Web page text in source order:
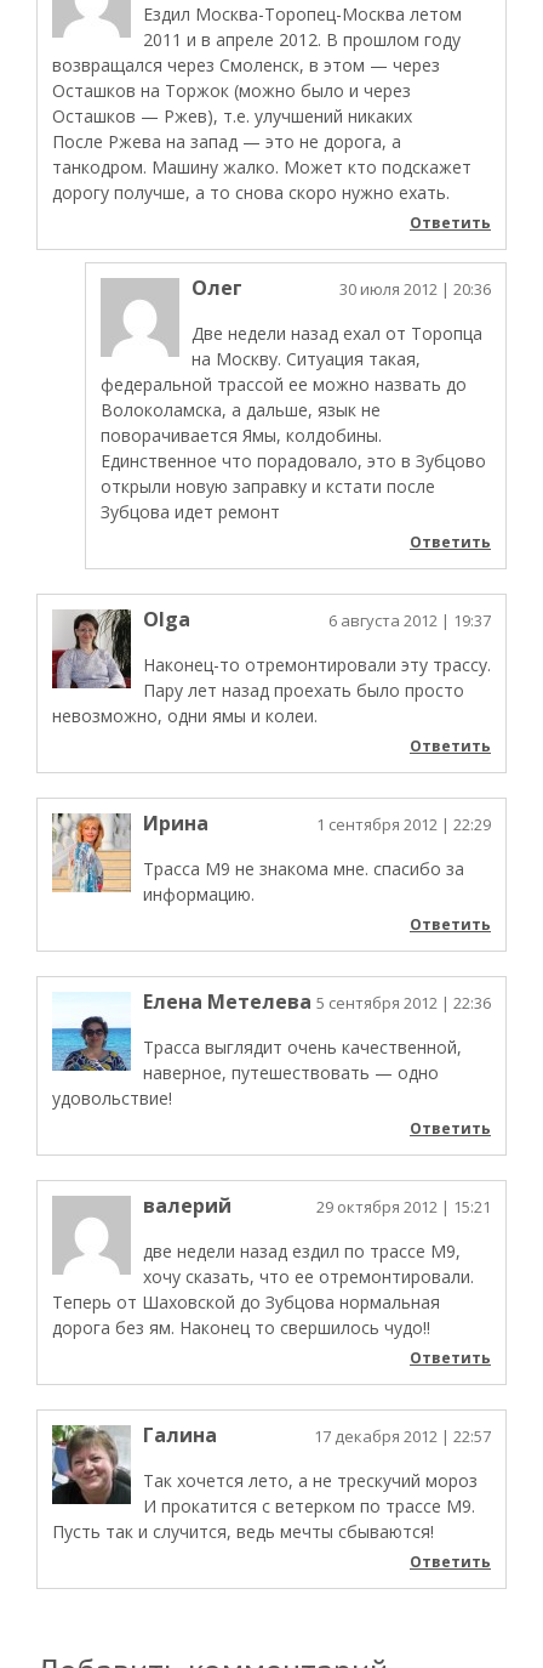
Ездил Москва-Торопец-Москва летом
2011 и в апреле 2012. В прошлом году
возвращался через Смоленск, в этом — через
Осташков на Торжок (можно было и через
Осташков — Ржев), т.е. улучшений никаких
После Ржева на запад — это не дорога, а
танкодром. Машину жалко. Может кто подскажет
дорогу получше, а то снова скоро нужно ехать.
Ответить
Олег 30 июля 2012 | 20:36
Две недели назад ехал от Торопца
на Москву. Ситуация такая,
федеральной трассой ее можно назвать до
Волоколамска, а дальше, язык не
поворачивается Ямы, колдобины.
Единственное что порадовало, это в Зубцово
открыли новую заправку и кстати после
Зубцова идет ремонт
Ответить
Olga 6 августа 2012 | 19:37
Наконец-то отремонтировали эту трассу.
Пару лет назад проехать было просто
невозможно, одни ямы и колеи.
Ответить
Ирина 1 сентября 2012 | 22:29
Трасса М9 не знакома мне. спасибо за
информацию.
Ответить
Елена Метелева 5 сентября 2012 | 22:36
Трасса выглядит очень качественной,
наверное, путешествовать — одно
удовольствие!
Ответить
валерий 29 октября 2012 | 15:21
две недели назад ездил по трассе М9,
хочу сказать, что ее отремонтировали.
Теперь от Шаховской до Зубцова нормальная
дорога без ям. Наконец то свершилось чудо!!
Ответить
Галина 17 декабря 2012 | 22:57
Так хочется лето, а не трескучий мороз
И прокатится с ветерком по трассе М9.
Пусть так и случится, ведь мечты сбываются!
Ответить